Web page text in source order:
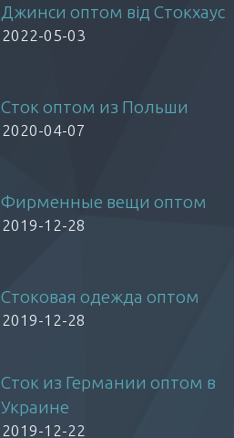
Джинси оптом від Стокхаус
2022-05-03
Сток оптом из Польши
2020-04-07
Фирменные вещи оптом
2019-12-28
Стоковая одежда оптом
2019-12-28
Сток из Германии оптом в
Украине
2019-12-22